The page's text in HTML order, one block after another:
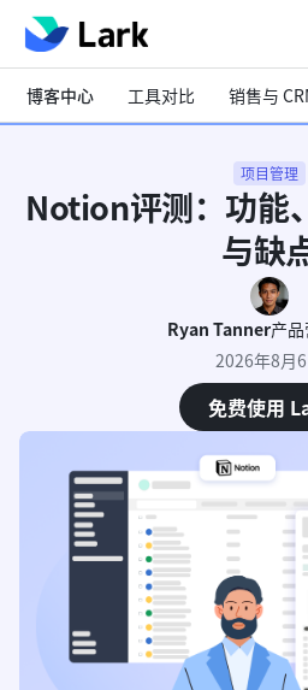
博客中心 工具对比 销售与
项目管理
Notion评测：功能
与缺
Ryan Tanner产
2026年8月
免费使用